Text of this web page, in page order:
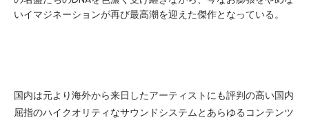
いイマジネーションが再び最高潮を迎えた傑作となっている。
国内は元より海外から来日したアーティストにも評判の高い国内
屈指のハイクオリティなサウンドシステムとあらゆるコンテンツ